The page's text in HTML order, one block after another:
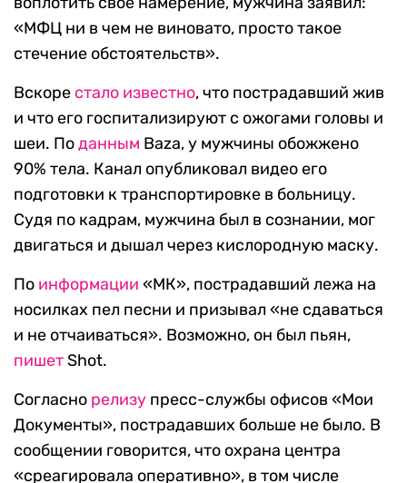
«МФЦ ни в чем не виновато, просто такое
стечение обстоятельств».
Вскоре стало известно, что пострадавший жив
и что его госпитализируют с ожогами головы и
шеи. Поданным Baza, у мужчины обожжено
90% тела. Канал опубликовал видео его
подготовки к транспортировке в больницу.
Судя по кадрам, мужчина был в сознании, мог
двигаться и дышал через кислородную маску.
По информации «МК», пострадавший лежа на
носилках пел песни и призывал «не сдаваться
и не отчаиваться». Возможно, он был пьян,
пишетShot.
Согласно релизу пресс-службы офисов «Мои
Документы», пострадавших больше не было. В
сообщении говорится, что охрана центра
«среагировала оперативно», в том числе